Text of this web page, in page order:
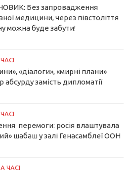
Без запровадження
медицини, через півстоліття
можна буде забути!
«діалоги», «мирні плани»
абсурду замість дипломатії
перемоги: росія влаштувала
шабаш у залі Генасамблеї ООН
ЧАСІ